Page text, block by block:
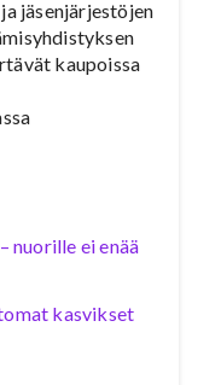
jäsenjärjestöjen
kaupoissa
nuorille ei enää
kasvikset